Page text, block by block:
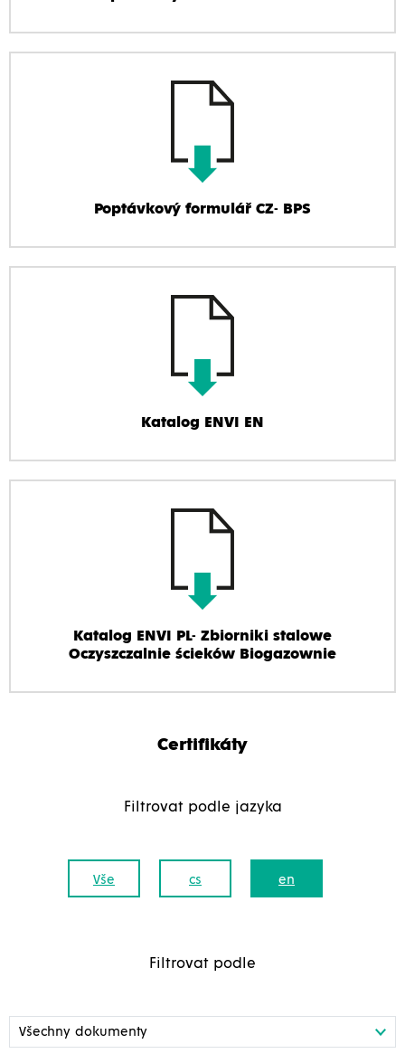
Poptávkový formulář CZ- BPS
Katalog ENVI EN
Katalog ENVI PL- Zbiorniki stalowe
Oczyszczalnie ścieków Biogazownie
Certifikáty
Filtrovat podle jazyka
Vše cs en
Filtrovat podle